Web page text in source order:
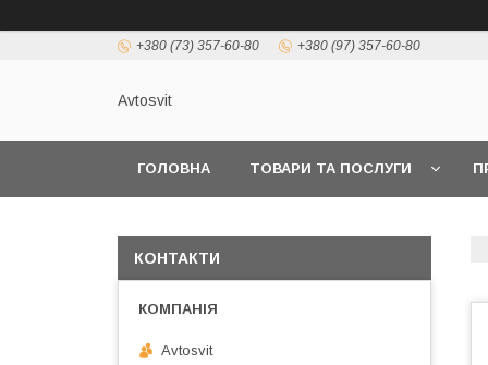
+380 (73) 357-60-80 +380 (97) 357-60-80
Avtosvit
ГОЛОВНА ТОВАРИ ТА ПОСЛУГИ
КОНТАКТИ
Avtosvit